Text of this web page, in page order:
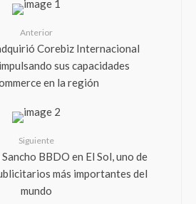
Anterior
Corebiz Internacional
sus capacidades
en la región
Siguiente
BBDO en El Sol, uno de
más importantes del
mundo